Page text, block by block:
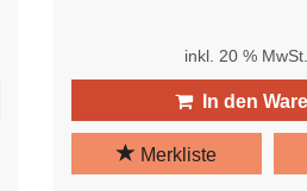
inkl. 20 %
In den
Merkliste